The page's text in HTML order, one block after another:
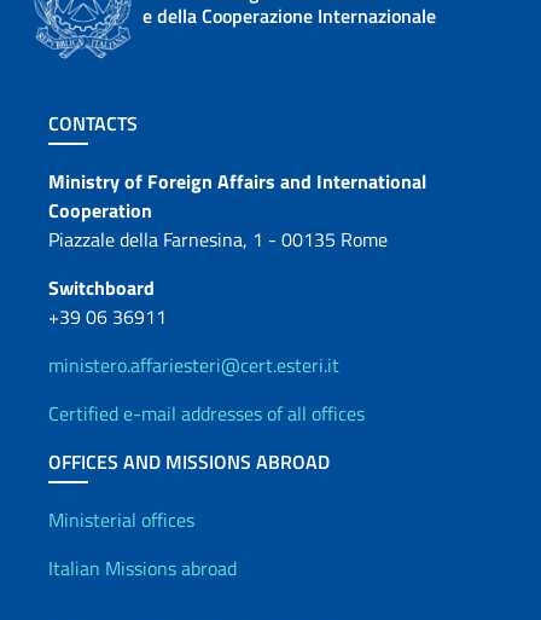
e della Cooperazione Internazionale
Footer section
CONTACTS
Contacts
Ministry of Foreign Affairs and International
Cooperation
Piazzale della Farnesina, 1 - 00135 Rome
Switchboard
+39 06 36911
ministero.affariesteri@cert.esteri.it
Certified e-mail addresses of all offices
OFFICES AND MISSIONS ABROAD
Offices and Diplomatic
Ministerial offices
Italian Missions abroad